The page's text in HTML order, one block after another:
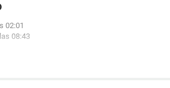
02:01
08:43